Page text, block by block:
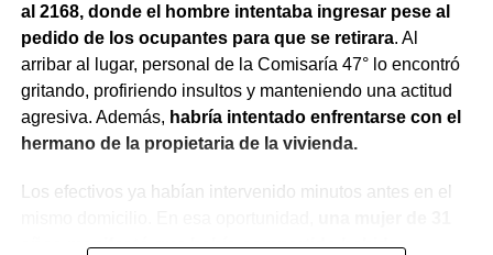
al 2168, donde el hombre intentaba ingresar pese al
pedido de los ocupantes para que se retirara. Al
arribar al lugar, personal de la Comisaría 47° lo encontró
gritando, profiriendo insultos y manteniendo una actitud
agresiva. Además, habría intentado enfrentarse con el
hermano de la propietaria de la vivienda.
Los efectivos ya habían intervenido minutos antes en el
años manifestó que había compartido bebidas